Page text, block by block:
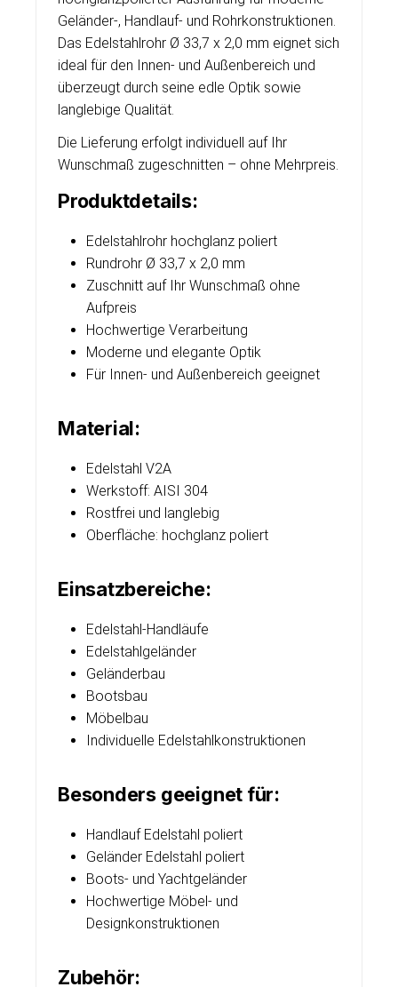
Geländer-, Handlauf- und Rohrkonstruktionen.
Das Edelstahlrohr Ø 33,7 x 2,0 mm eignet sich
ideal für den Innen- und Außenbereich und
überzeugt durch seine edle Optik sowie
langlebige Qualität.
Die Lieferung erfolgt individuell auf Ihr
Wunschmaß zugeschnitten – ohne Mehrpreis.
Produktdetails:
Edelstahlrohr hochglanz poliert
Rundrohr Ø 33,7 x 2,0 mm
Zuschnitt auf Ihr Wunschmaß ohne
Aufpreis
Hochwertige Verarbeitung
Moderne und elegante Optik
Für Innen- und Außenbereich geeignet
Material:
Edelstahl V2A
Werkstoff: AISI 304
Rostfrei und langlebig
Oberfläche: hochglanz poliert
Einsatzbereiche:
Edelstahl-Handläufe
Edelstahlgeländer
Geländerbau
Bootsbau
Möbelbau
Individuelle Edelstahlkonstruktionen
Besonders geeignet für:
Handlauf Edelstahl poliert
Geländer Edelstahl poliert
Boots- und Yachtgeländer
Hochwertige Möbel- und
Designkonstruktionen
Zubehör: